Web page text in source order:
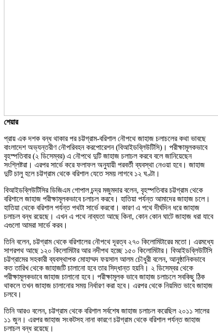
শেয়ার
প্রায় এক দশক বন্ধ থাকার পর চট্টগ্রাম-বরিশাল নৌপথে জাহাজ চলাচলের কথা ভাবছে
বাংলাদেশ অভ্যন্তরীণ নৌপরিবহন করপোরেশন (বিআইডব্লিউটিসি)। পরীক্ষামূলকভাবে
বৃহস্পতিবার (২ ডিসেম্বর) এ নৌপথে দুটি জাহাজ চলাচল করবে বলে জানিয়েছেন
সংশ্লিষ্টরা। এরপর সার্ভে করে ফলাফল অনুযায়ী পরবর্তী ব্যবস্থা নেওয়া হবে। জাহাজ
দুটি চালু হলে চট্টগ্রাম থেকে বরিশাল যেতে সময় লাগবে ১২ ঘণ্টা।
বিআইডব্লিউটিসির ডিজিএম গোপাল চন্দ্র মজুমদার বলেন, বৃহস্পতিবার চট্টগ্রাম থেকে
বরিশালে জাহাজ পরীক্ষামূলকভাবে চলাচল করবে। হাতিয়া পর্যন্ত আমাদের জাহাজ চলে।
হাতিয়া থেকে বরিশাল পর্যন্ত পথটা সার্ভে করবো। কারণ এ পথে দীর্ঘদিন ধরে জাহাজ
চলাচল বন্ধ রয়েছে। এখন এ পথে নাব্যতা আছে কিনা, কোন কোন ঘাটে জাহাজ ধরা যাবে
এগুলো আমরা সার্ভে করব।
তিনি বলেন, চট্টগ্রাম থেকে বরিশালের নৌপথে দূরত্ব ২৭০ কিলোমিটারের মতো। এরমধ্যে
সাগরপথ আছে ১২০ কিলোমিটার আর নদীপথ হচ্ছে ১৫০ কিলোমিটার। বিআইডব্লিউটিসি
চট্টগ্রামের সহকারী ব্যবস্থাপক মোহাম্মদ ফয়সাল আলম চৌধুরী বলেন, আনুষ্ঠানিকভাবে
কত তারিখ থেকে জাহাজটি চালানো হবে তার সিদ্ধান্ত হয়নি। ২ ডিসেম্বর থেকে
পরীক্ষামূলকভাবে জাহাজ চালানো হবে। পরীক্ষামূলক ভাবে জাহাজ চলাচলে সবকিছু ঠিক
থাকলে তখন জাহাজ চালানোর সময় নির্ধারণ করা হবে। এরপর থেকে নিয়মিত ভাবে জাহাজ
চলবে।
তিনি আরও বলেন, চট্টগ্রাম থেকে বরিশাল সর্বশেষ জাহাজ চলাচল করেছিল ২০১১ সালের
১১ জুন। এরপর জাহাজ সংকটসহ নানা কারণে চট্টগ্রাম থেকে বরিশাল পর্যন্ত জাহাজ
চলাচল বন্ধ রয়েছে।